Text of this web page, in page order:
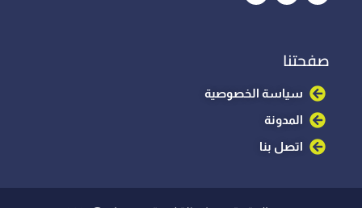
صفحتنا
سياسة الخصوصية
المدونة
اتصل بنا